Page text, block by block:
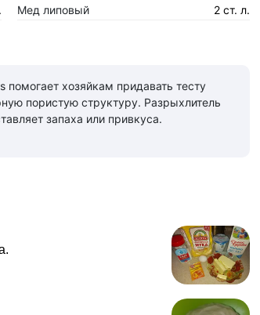
Мед липовый 2 ст. л.
помогает хозяйкам придавать тесту
пористую структуру. Разрыхлитель
запаха или привкуса.